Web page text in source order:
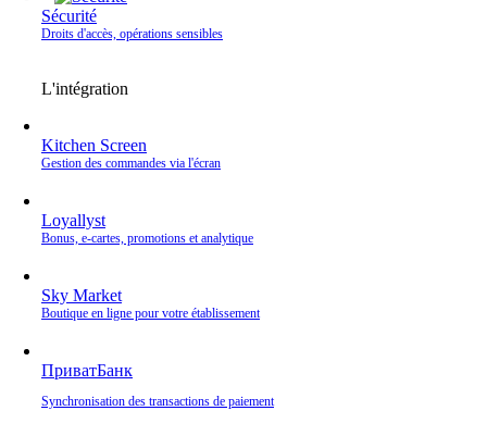
Sécurité
Droits d'accès, opérations sensibles
L'intégration
Kitchen Screen
Gestion des commandes via l'écran
Loyallyst
Bonus, e‑cartes, promotions et analytique
Sky Market
Boutique en ligne pour votre établissement
ПриватБанк
Synchronisation des transactions de paiement